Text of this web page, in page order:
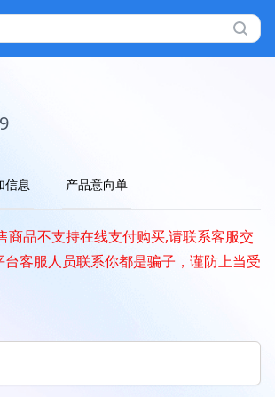
信息 产品意向单
商品不支持在线支付购买,请联系客服交
客服人员联系你都是骗子，谨防上当受